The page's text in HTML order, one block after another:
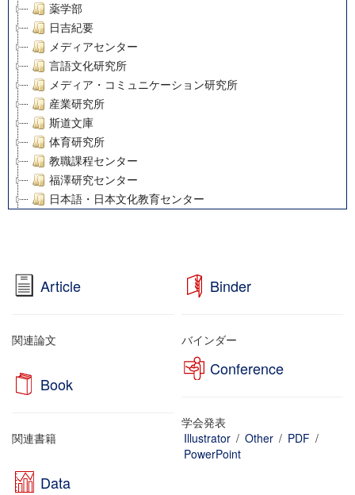
薬学部
日吉紀要
メディアセンター
言語文化研究所
メディア・コミュニケーション研究所
産業研究所
斯道文庫
体育研究所
教職課程センター
福澤研究センター
日本語・日本文化教育センター
グローバルリサーチインスティテュート
塾内助成報告書
21世紀COEプログラム
慶應義塾大学グローバルCOEプログラム論理と感性の先端的
博士課程教育リーディングプログラム「超成熟社会発展のサ
Article
関連論文
Binder
バインダー
Book
関連書籍
Conference
学会発表
Illustrator / Other / PDF /
PowerPoint
Data